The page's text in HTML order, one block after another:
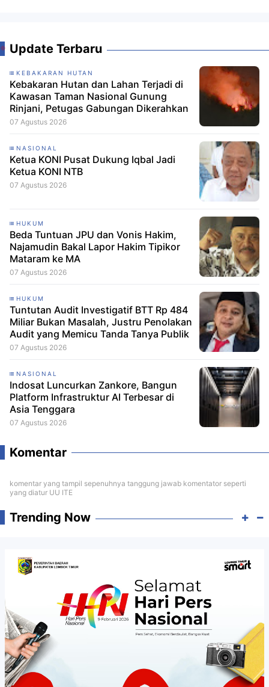
Update Terbaru
KEBAKARAN HUTAN
Kebakaran Hutan dan Lahan Terjadi di
Kawasan Taman Nasional Gunung
Rinjani, Petugas Gabungan Dikerahkan
07 Agustus 2026
NASIONAL
Ketua KONI Pusat Dukung Iqbal Jadi
Ketua KONI NTB
07 Agustus 2026
HUKUM
Beda Tuntuan JPU dan Vonis Hakim,
Najamudin Bakal Lapor Hakim Tipikor
Mataram ke MA
07 Agustus 2026
HUKUM
Tuntutan Audit Investigatif BTT Rp 484
Miliar Bukan Masalah, Justru Penolakan
Audit yang Memicu Tanda Tanya Publik
07 Agustus 2026
NASIONAL
Indosat Luncurkan Zankore, Bangun
Platform Infrastruktur AI Terbesar di
Asia Tenggara
07 Agustus 2026
Komentar
komentar yang tampil sepenuhnya tanggung jawab komentator seperti
yang diatur UU ITE
Trending Now